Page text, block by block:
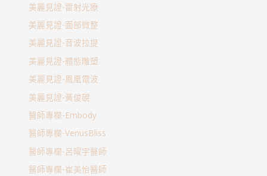
美麗見證-雷射光療
美麗見證-面部微整
美麗見證-音波拉提
美麗見證-體態雕塑
美麗見證-鳳凰電波
美麗見證-黃俊硯
醫師專欄-Embody
醫師專欄-VenusBliss
醫師專欄-呂曜宇醫師
醫師專欄-崔美怡醫師